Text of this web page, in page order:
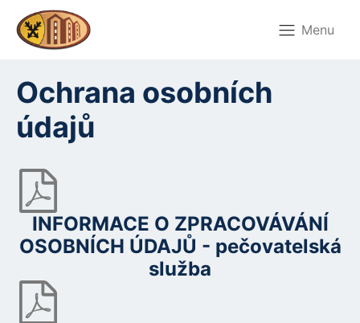
Menu
Ochrana osobních
údajů
INFORMACE O ZPRACOVÁVÁNÍ
OSOBNÍCH ÚDAJŮ - pečovatelská
služba